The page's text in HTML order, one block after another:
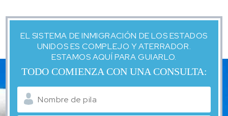
EL SISTEMA DE INMIGRACIÓN DE LOS ESTADOS
UNIDOS ES COMPLEJO Y ATERRADOR.
ESTAMOS AQUÍ PARA GUIARLO.
TODO COMIENZA CON UNA CONSULTA: